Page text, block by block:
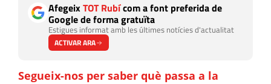
AfegeixTOT Rubícom a font preferida de
Google de forma gratuïta
Estigues informat amb les últimes notícies d'actualitat
ACTIVAR ARA
Segueix-nos per saber què passa a la